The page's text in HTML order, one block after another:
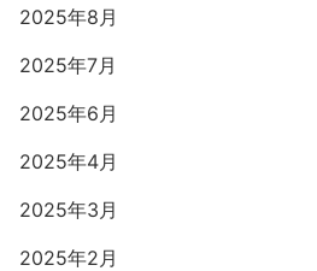
2025年8月
2025年7月
2025年6月
2025年4月
2025年3月
2025年2月